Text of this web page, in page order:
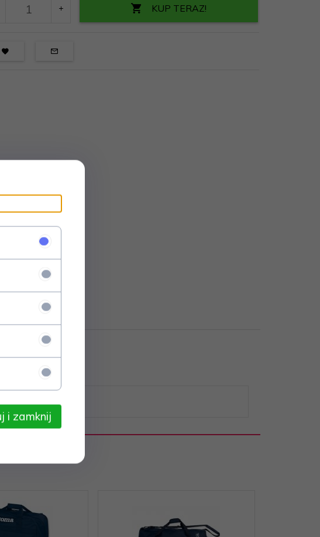
KUP TERAZ!
i zamknij